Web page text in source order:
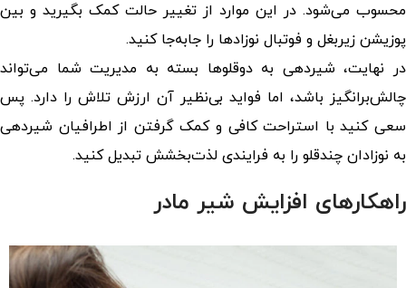
محسوب می‌شود. در این موارد از تغییر حالت کمک بگیرید و بین
پوزیشن زیربغل و فوتبال نوزادها را جابه‌جا کنید.
در نهایت، شیردهی به دوقلوها بسته به مدیریت شما می‌تواند
چالش‌برانگیز باشد، اما فواید بی‌نظیر آن ارزش تلاش را دارد. پس
سعی کنید با استراحت کافی و کمک گرفتن از اطرافیان شیردهی
به نوزادان چندقلو را به فرایندی لذت‌بخشش تبدیل کنید.
راهکارهای افزایش شیر مادر